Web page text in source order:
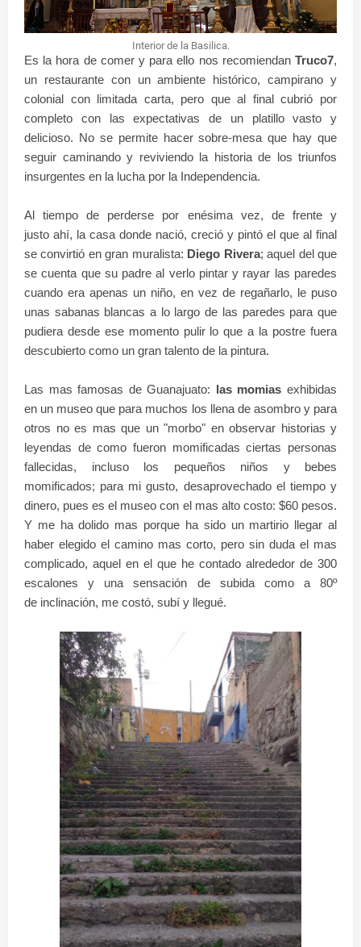
Interior de la Basilica.
Es la hora de comer y para ello nos recomiendan Truco7,
un restaurante con un ambiente histórico, campirano y
colonial con limitada carta, pero que al final cubrió por
completo con las expectativas de un platillo vasto y
delicioso. No se permite hacer sobre-mesa que hay que
seguir caminando y reviviendo la historia de los triunfos
insurgentes en la lucha por la Independencia.
Al tiempo de perderse por enésima vez, de frente y
justo ahí, la casa donde nació, creció y pintó el que al final
se convirtió en gran muralista: Diego Rivera; aquel del que
se cuenta que su padre al verlo pintar y rayar las paredes
cuando era apenas un niño, en vez de regañarlo, le puso
unas sabanas blancas a lo largo de las paredes para que
pudiera desde ese momento pulir lo que a la postre fuera
descubierto como un gran talento de la pintura.
Las mas famosas de Guanajuato: las momias exhibidas
en un museo que para muchos los llena de asombro y para
otros no es mas que un "morbo" en observar historias y
leyendas de como fueron momificadas ciertas personas
fallecidas, incluso los pequeños niños y bebes
momificados; para mi gusto, desaprovechado el tiempo y
dinero, pues es el museo con el mas alto costo: $60 pesos.
Y me ha dolido mas porque ha sido un martirio llegar al
haber elegido el camino mas corto, pero sin duda el mas
complicado, aquel en el que he contado alrededor de 300
escalones y una sensación de subida como a 80º
de inclinación, me costó, subí y llegué.